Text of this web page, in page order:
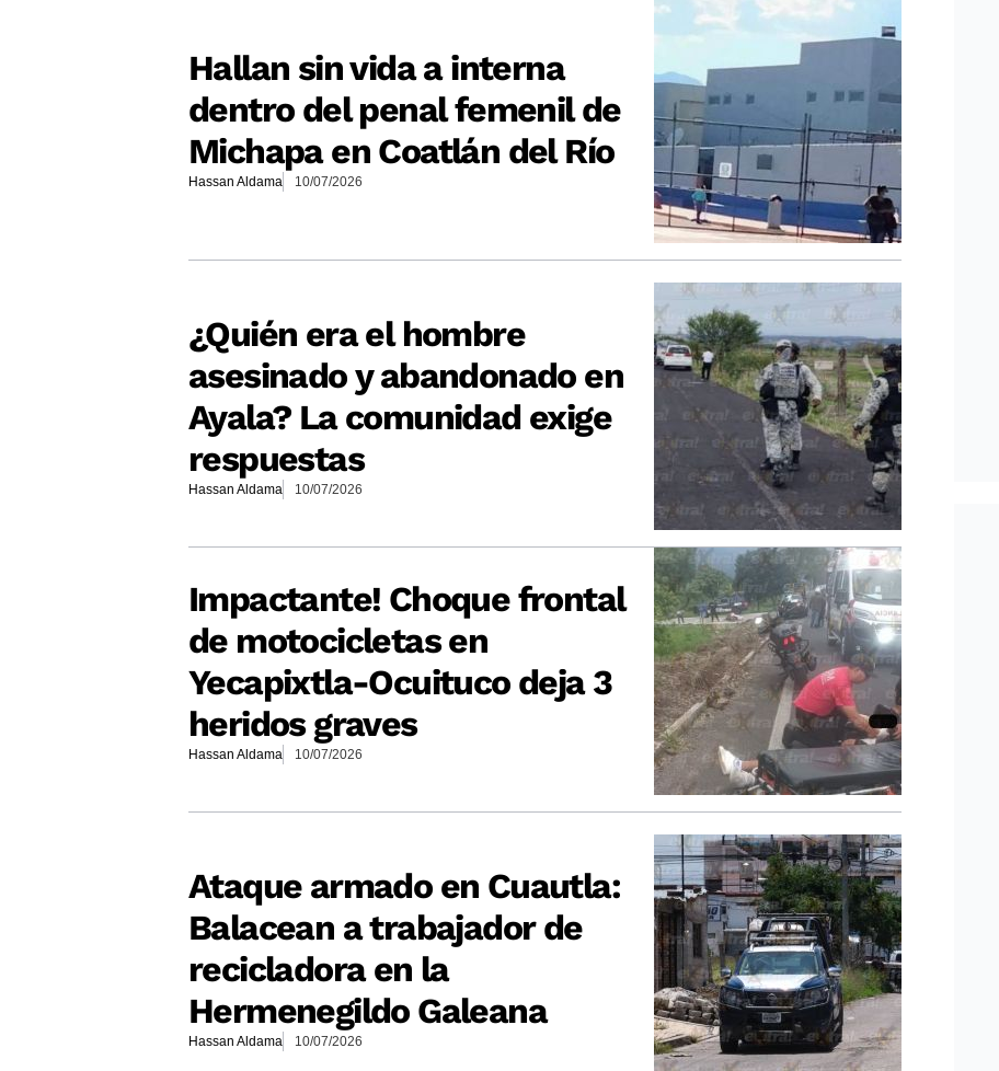
Hallan sin vida a interna
dentro del penal femenil de
Michapa en Coatlán del Río
Hassan Aldama 10/07/2026
¿Quién era el hombre
asesinado y abandonado en
Ayala? La comunidad exige
respuestas
Hassan Aldama 10/07/2026
Impactante! Choque frontal
de motocicletas en
Yecapixtla-Ocuituco deja 3
heridos graves
Hassan Aldama 10/07/2026
Ataque armado en Cuautla:
Balacean a trabajador de
recicladora en la
Hermenegildo Galeana
Hassan Aldama 10/07/2026